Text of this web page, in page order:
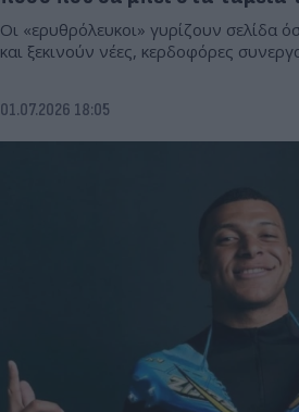
Οι «ερυθρόλευκοι» γυρίζουν σελίδα
και ξεκινούν νέες, κερδοφόρες
01.07.2026 18:05